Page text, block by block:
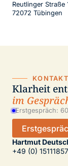
Reutlinger Straße
72072 Tübingen
KONTAKT
Klarheit
im
Erstgespräch:
Hartmut
+49 (0)